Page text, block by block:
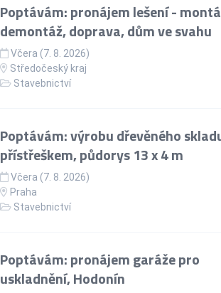
Poptávám: pronájem lešení -
demontáž, doprava, dům ve svahu
Včera (7. 8. 2026)
Středočeský kraj
Stavebnictví
Poptávám: výrobu dřevěného
přístřeškem, půdorys 13 x 4 m
Včera (7. 8. 2026)
Praha
Stavebnictví
Poptávám: pronájem garáže pro
uskladnění, Hodonín